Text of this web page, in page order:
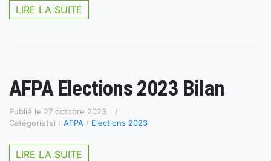
LIRE LA SUITE
AFPA Elections 2023 Bilan
Publié le 27 octobre 2023
Catégorie(s) : AFPA / Elections 2023
LIRE LA SUITE